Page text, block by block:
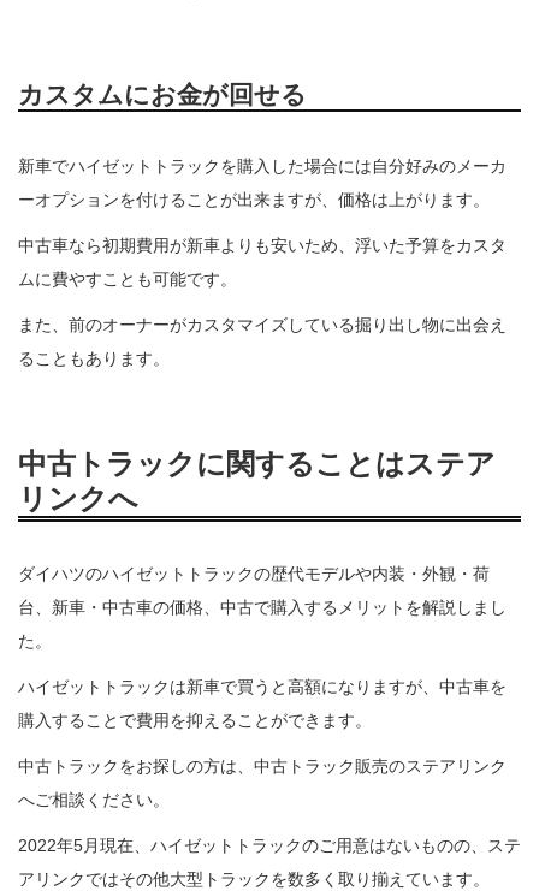
カスタムにお金が回せる
新車でハイゼットトラックを購入した場合には自分好みのメーカ
ーオプションを付けることが出来ますが、価格は上がります。
中古車なら初期費用が新車よりも安いため、浮いた予算をカスタ
ムに費やすことも可能です。
また、前のオーナーがカスタマイズしている掘り出し物に出会え
ることもあります。
中古トラックに関することはステア
リンクへ
ダイハツのハイゼットトラックの歴代モデルや内装・外観・荷
台、新車・中古車の価格、中古で購入するメリット を解説しまし
た。
ハイゼットトラックは新車で買うと高額になりますが、中古車を
購入することで費用を抑えることができます。
中古トラックをお探しの方は、中古トラック販売のステアリンク
へご相談ください。
2022年5月現在、ハイゼットトラックのご用意はないものの、ステ
アリンクではその他大型トラックを数多く取り揃えています。